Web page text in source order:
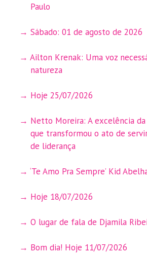
Paulo
Sábado: 01 de agosto de 2026
Ailton Krenak: Uma voz
natureza
Hoje 25/07/2026
Netto Moreira: A excelência
que transformou o ato de
de liderança
‘Te Amo Pra Sempre’ Kid
Hoje 18/07/2026
O lugar de fala de Djamila
Bom dia! Hoje 11/07/2026